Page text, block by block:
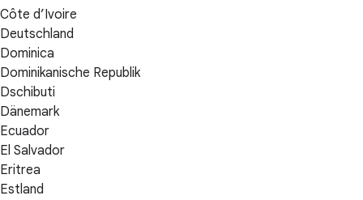
Côte d’Ivoire
Deutschland
Dominica
Dominikanische Republik
Dschibuti
Dänemark
Ecuador
El Salvador
Eritrea
Estland